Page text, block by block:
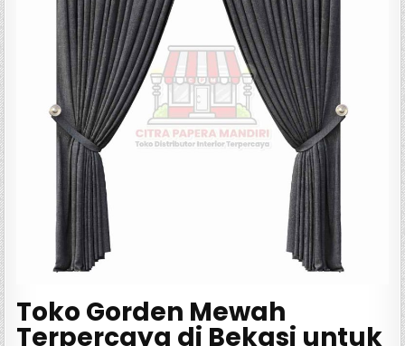
Toko Gorden Mewah
Terpercaya di Bekasi untuk